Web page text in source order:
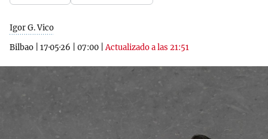
Igor G. Vico
Bilbao
17·05·26 07:00 |Actualizado a las 21:51